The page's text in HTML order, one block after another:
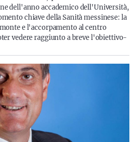
dell'anno accademico dell'Università,
chiave della Sanità messinese: la
e l'accorpamento al centro
vedere raggiunto a breve l'obiettivo-